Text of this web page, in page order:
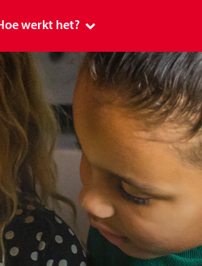
op tv
werkt het?
Hoe werkt het?
App
De PostcodeKanjer
Plus en Premium